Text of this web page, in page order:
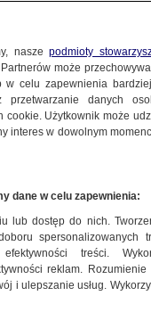
naszepodmioty
może
celu zapewnienia
danych
Użytkownik może
interes w dowolnym
dane w celu zapewnienia:
lub dostęp do nich.
spersonalizowanych
efektywności treści.
reklam.
i ulepszanie usług.